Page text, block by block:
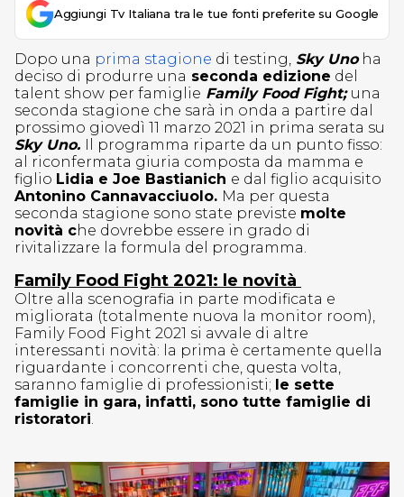
Aggiungi Tv Italiana tra le tue fonti preferite su Google
Dopo una prima stagione di testing, Sky Unoha
deciso di produrre una seconda edizione del
talent show per famiglie Family Food Fight; una
seconda stagione che sarà in onda a partire dal
prossimo giovedì 11 marzo 2021 in prima serata su
Sky Uno. Il programma riparte da un punto fisso:
al riconfermata giuria composta da mamma e
figlio Lidia e Joe Bastianich e dal figlio acquisito
Antonino Cannavacciuolo. Ma per questa
seconda stagione sono state previste molte
novità che dovrebbe essere in grado di
rivitalizzare la formula del programma.
Family Food Fight 2021: le novità
Oltre alla scenografia in parte modificata e
migliorata (totalmente nuova la monitor room),
Family Food Fight 2021 si avvale di altre
interessanti novità: la prima è certamente quella
riguardante i concorrenti che, questa volta,
saranno famiglie di professionisti; le sette
famiglie in gara, infatti, sono tutte famiglie di
ristoratori.